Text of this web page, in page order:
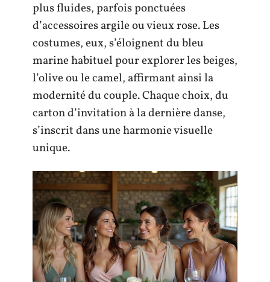
plus fluides, parfois ponctuées
d’accessoires argile ou vieux rose. Les
costumes, eux, s’éloignent du bleu
marine habituel pour explorer les beiges,
l’olive ou le camel, affirmant ainsi la
modernité du couple. Chaque choix, du
carton d’invitation à la dernière danse,
s’inscrit dans une harmonie visuelle
unique.